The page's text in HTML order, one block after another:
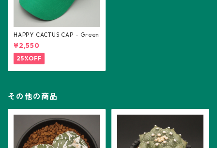
HAPPY CACTUS CAP - Green
¥2,550
25%OFF
その他の商品